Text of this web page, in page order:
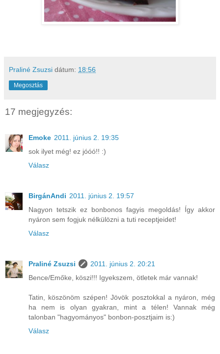
Praliné Zsuzsi dátum: 18:56
Megosztás
17 megjegyzés:
Emoke 2011. június 2. 19:35
sok ilyet még! ez jóóó!! :)
Válasz
BirgánAndi 2011. június 2. 19:57
Nagyon tetszik ez bonbonos fagyis megoldás! Így akkor
nyáron sem fogjuk nélkülözni a tuti receptjeidet!
Válasz
Praliné Zsuzsi
2011. június 2. 20:21
Bence/Emőke, köszi!!! Igyekszem, ötletek már vannak!
Tatin, köszönöm szépen! Jövök posztokkal a nyáron, még
ha nem is olyan gyakran, mint a télen! Vannak még
talonban "hagyományos" bonbon-posztjaim is:)
Válasz